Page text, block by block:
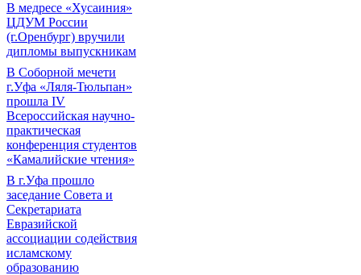
В медресе «Хусаиния»
ЦДУМ России
(г.Оренбург) вручили
дипломы выпускникам
В Соборной мечети
г.Уфа «Ляля-Тюльпан»
прошла IV
Всероссийская научно-
практическая
конференция студентов
«Камалийские чтения»
В г.Уфа прошло
заседание Совета и
Секретариата
Евразийской
ассоциации содействия
исламскому
образованию